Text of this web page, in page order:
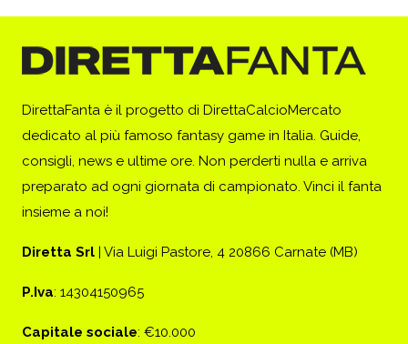
DirettaFanta è il progetto di DirettaCalcioMercato
dedicato al più famoso fantasy game in Italia. Guide,
consigli, news e ultime ore. Non perderti nulla e arriva
preparato ad ogni giornata di campionato. Vinci il fanta
insieme a noi!
Diretta Srl | Via Luigi Pastore, 4 20866 Carnate (MB)
P.Iva: 14304150965
Capitale sociale: €10.000